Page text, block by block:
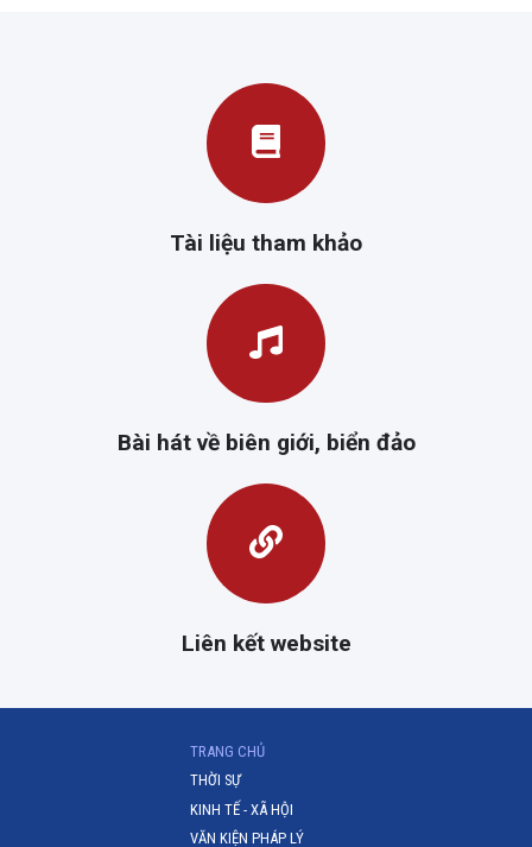
Tài liệu tham khảo
Bài hát về biên giới, biển đảo
Liên kết website
TRANG CHỦ(CURRENT)
THỜI SỰ
KINH TẾ - XÃ HỘI
VĂN KIỆN PHÁP LÝ